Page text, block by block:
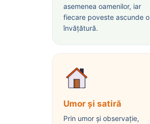
asemenea oamenilor, iar
fiecare poveste ascunde o
învățătură.
Umor și satiră
Prin umor și observație,